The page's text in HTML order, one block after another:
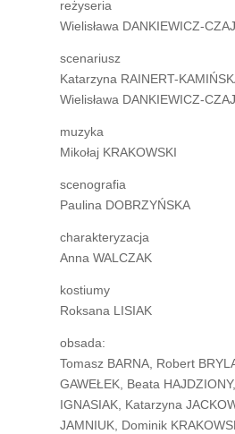
reżyseria
Wielisława DANKIEWICZ-
scenariusz
Katarzyna RAINERT-
Wielisława DANKIEWICZ-
muzyka
Mikołaj KRAKOWSKI
scenografia
Paulina DOBRZYŃSKA
charakteryzacja
Anna WALCZAK
kostiumy
Roksana LISIAK
obsada:
Tomasz BARNA, Robert
GAWEŁEK, Beata
IGNASIAK, Katarzyna
JAMNIUK, Dominik